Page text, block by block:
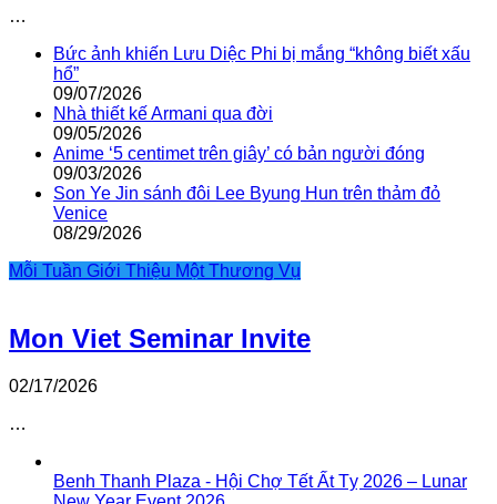
…
Bức ảnh khiến Lưu Diệc Phi bị mắng “không biết xấu
hổ”
09/07/2026
Nhà thiết kế Armani qua đời
09/05/2026
Anime ‘5 centimet trên giây’ có bản người đóng
09/03/2026
Son Ye Jin sánh đôi Lee Byung Hun trên thảm đỏ
Venice
08/29/2026
Mỗi Tuần Giới Thiệu Một Thương Vụ
Mon Viet Seminar Invite
02/17/2026
…
Benh Thanh Plaza - Hội Chợ Tết Ất Tỵ 2026 – Lunar